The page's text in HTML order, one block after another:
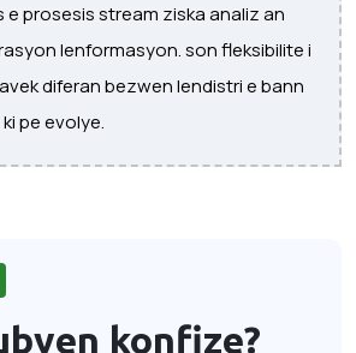
prosesis stream ziska analiz an
lenformasyon. son fleksibilite i
diferan bezwen lendistri e bann
pe evolye.
konfize?